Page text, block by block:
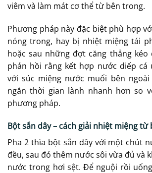
viêm và làm mát cơ thể từ bên trong.
Phương pháp này đặc biệt phù hợp
nóng trong, hay bị nhiệt miệng tái
hoặc sau những đợt căng thẳng kéo
phản hồi rằng kết hợp nước diếp cá
với súc miệng nước muối bên
ngắn thời gian lành nhanh hơn so
phương pháp.
Bột sắn dây – cách giải nhiệt miệng
Pha 2 thìa bột sắn dây với một chút
đều, sau đó thêm nước sôi vừa đủ và
nước trong hơi sệt. Để nguội rồi